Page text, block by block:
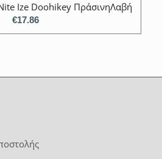
Ize Doohikey ΠράσινηΛαβή
€17.86